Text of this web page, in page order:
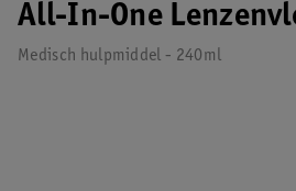
All-In-One
Medisch hulpmiddel - 240ml